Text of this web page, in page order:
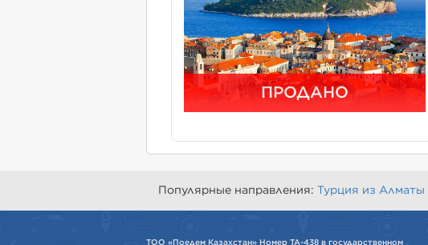
ПРОДАНО
Популярные направления: Турция из Алматы
ТОО «Поедем Казахстан» Номер ТА-438 в государственном